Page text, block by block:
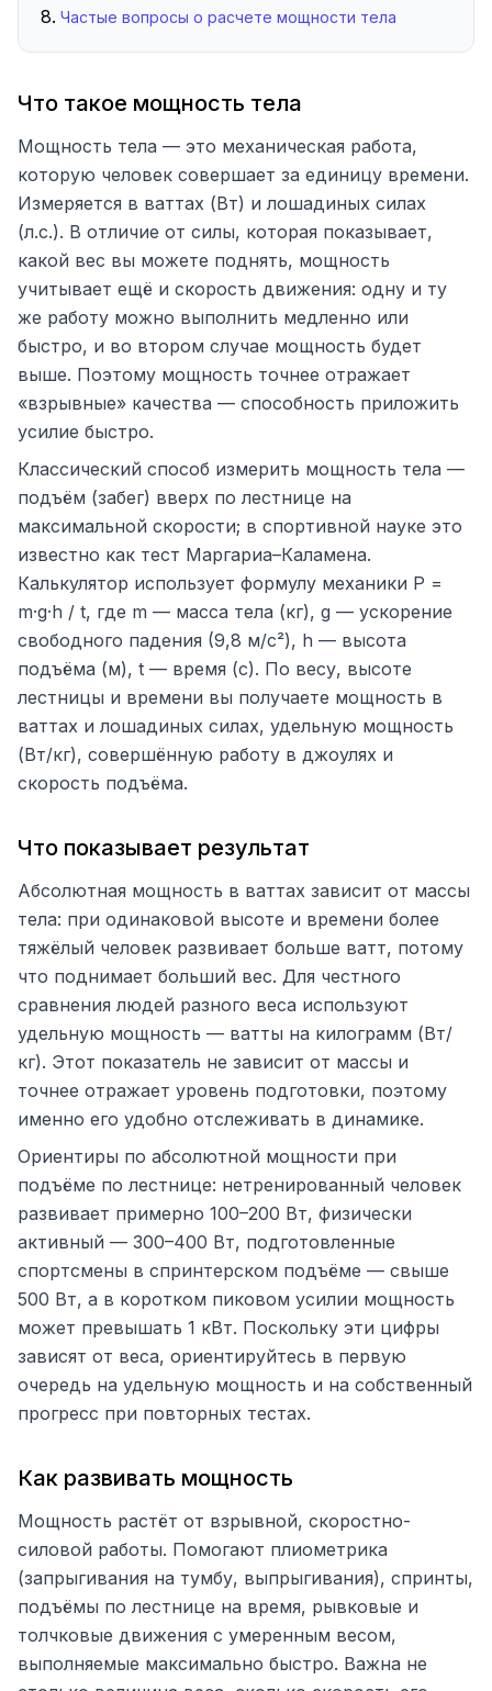
Частые вопросы о расчете мощности тела
Что такое мощность тела
Мощность тела — это механическая работа,
которую человек совершает за единицу времени.
Измеряется в ваттах (Вт) и лошадиных силах
(л.с.). В отличие от силы, которая показывает,
какой вес вы можете поднять, мощность
учитывает ещё и скорость движения: одну и ту
же работу можно выполнить медленно или
быстро, и во втором случае мощность будет
выше. Поэтому мощность точнее отражает
«взрывные» качества — способность приложить
усилие быстро.
Классический способ измерить мощность тела —
подъём (забег) вверх по лестнице на
максимальной скорости; в спортивной науке это
известно как тест Маргариа–Каламена.
Калькулятор использует формулу механики P =
m·g·h / t, где m — масса тела (кг), g — ускорение
свободного падения (9,8 м/с²), h — высота
подъёма (м), t — время (с). По весу, высоте
лестницы и времени вы получаете мощность в
ваттах и лошадиных силах, удельную мощность
(Вт/кг), совершённую работу в джоулях и
скорость подъёма.
Что показывает результат
Абсолютная мощность в ваттах зависит от массы
тела: при одинаковой высоте и времени более
тяжёлый человек развивает больше ватт, потому
что поднимает больший вес. Для честного
сравнения людей разного веса используют
удельную мощность — ватты на килограмм (Вт/
кг). Этот показатель не зависит от массы и
точнее отражает уровень подготовки, поэтому
именно его удобно отслеживать в динамике.
Ориентиры по абсолютной мощности при
подъёме по лестнице: нетренированный человек
развивает примерно 100–200 Вт, физически
активный — 300–400 Вт, подготовленные
спортсмены в спринтерском подъёме — свыше
500 Вт, а в коротком пиковом усилии мощность
может превышать 1 кВт. Поскольку эти цифры
зависят от веса, ориентируйтесь в первую
очередь на удельную мощность и на собственный
прогресс при повторных тестах.
Как развивать мощность
Мощность растёт от взрывной, скоростно-
силовой работы. Помогают плиометрика
(запрыгивания на тумбу, выпрыгивания), спринты,
подъёмы по лестнице на время, рывковые и
толчковые движения с умеренным весом,
выполняемые максимально быстро. Важна не